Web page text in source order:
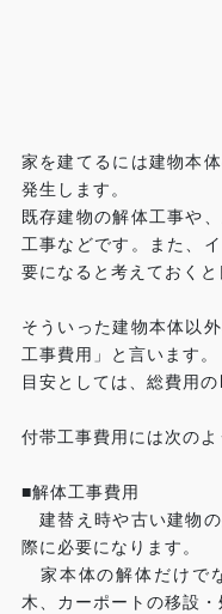
家を建てるには建物本
発生します。
既存建物の解体工事や
工事などです。また、
要になると考えておくと
そういった建物本体以
工事費用」と言います。
目安としては、総費用
付帯工事費用には次のよ
■解体工事費用
建替え時や古い建物
際に必要になります。
家本体の解体だけで
木、カーポートの移設・